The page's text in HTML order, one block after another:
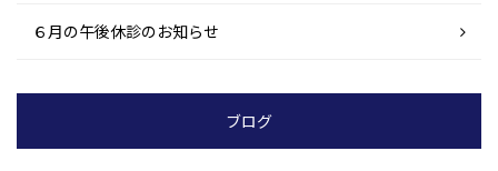
６月の午後休診のお知らせ
ブログ